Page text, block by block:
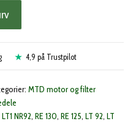
4,9 på Trustpilot
MTD motor og filter
LT1 NR92, RE 130, RE 125, LT 92, LT